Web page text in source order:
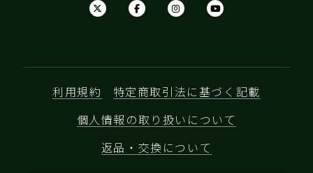
利用規約 特定商取引法に基づく記載
個人情報の取り扱いについて
返品・交換について